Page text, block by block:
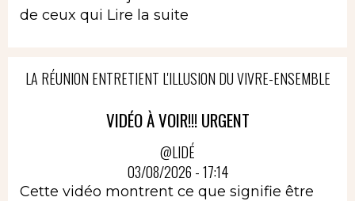
de ceux qui Lire la suite
LA RÉUNION ENTRETIENT L'ILLUSION DU VIVRE-ENSEMBLE
VIDÉO À VOIR!!! URGENT
@LIDÉ
03/08/2026 - 17:14
Cette vidéo montrent ce que signifie être